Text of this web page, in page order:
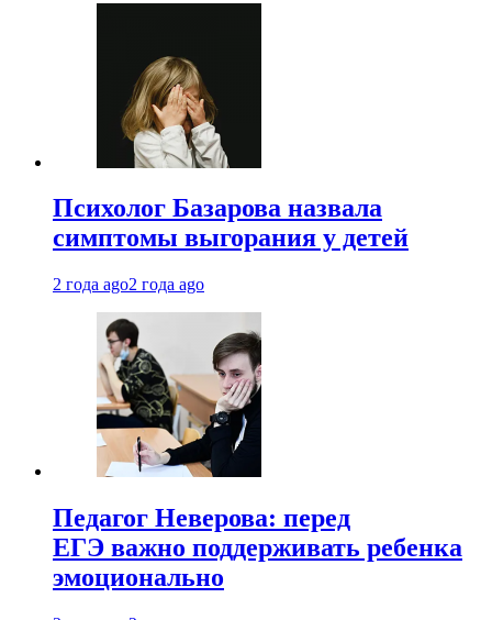
Психолог Базарова назвала
симптомы выгорания у детей
2 года ago2 года ago
Педагог Неверова: перед
ЕГЭ важно поддерживать ребенка
эмоционально